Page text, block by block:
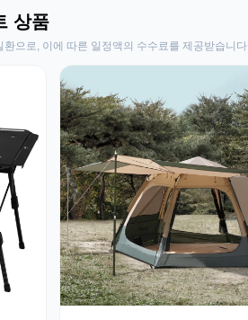
상품
으로, 이에 따른 일정액의 수수료를 제공받습니다.